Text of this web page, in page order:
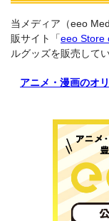
当メディア（eeo
販サイト「eeo Store
ルグッズを販売して
アニメ・漫画のオ